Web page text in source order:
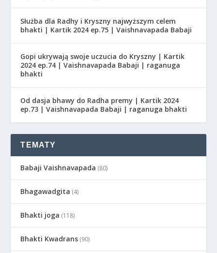
Służba dla Radhy i Kryszny najwyższym celem
bhakti | Kartik 2024 ep.75 | Vaishnavapada Babaji
Gopi ukrywają swoje uczucia do Kryszny | Kartik
2024 ep.74 | Vaishnavapada Babaji | raganuga
bhakti
Od dasja bhawy do Radha premy | Kartik 2024
ep.73 | Vaishnavapada Babaji | raganuga bhakti
TEMATY
Babaji Vaishnavapada (80)
Bhagawadgita (4)
Bhakti joga (118)
Bhakti Kwadrans (90)